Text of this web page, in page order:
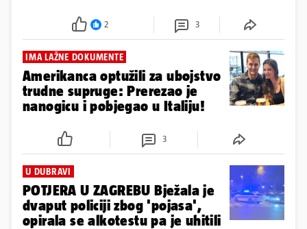
2 3
IMA LAŽNE DOKUMENTE
Amerikanca optužili za ubojstvo
trudne supruge: Prerezao je
nanogicu i pobjegao u Italiju!
3
U DUBRAVI
POTJERA U ZAGREBU Bježala je
dvaput policiji zbog 'pojasa',
opirala se alkotestu pa je uhitili